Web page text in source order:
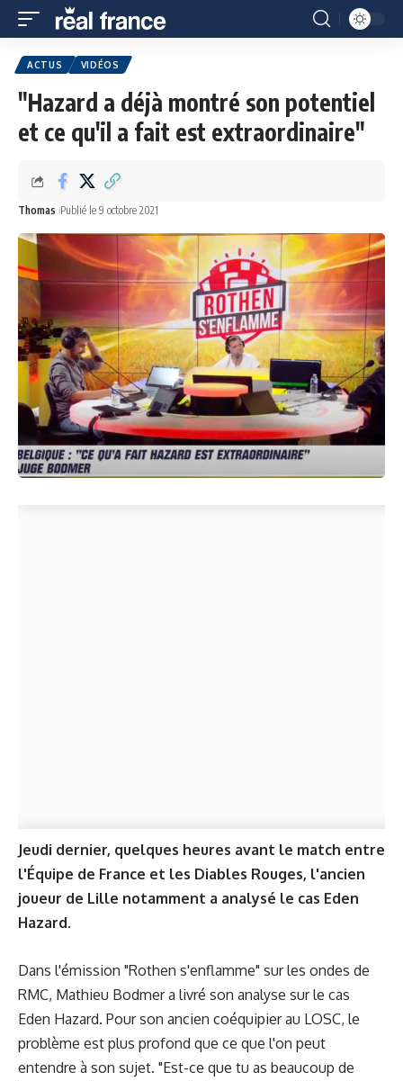
ACTUS VIDÉOS
"Hazard a déjà montré son potentiel
et ce qu'il a fait est extraordinaire"
Thomas Publié le 9 octobre 2021
Jeudi dernier, quelques heures avant le match entre
l'Équipe de France et les Diables Rouges, l'ancien
joueur de Lille notamment a analysé le cas Eden
Hazard.
Dans l'émission "Rothen s'enflamme" sur les ondes de
RMC, Mathieu Bodmer a livré son analyse sur le cas
Eden Hazard. Pour son ancien coéquipier au LOSC, le
problème est plus profond que ce que l'on peut
entendre à son sujet. "Est-ce que tu as beaucoup de